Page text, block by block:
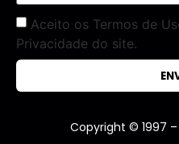
Aceito os Termos de
Privacidade do site.
Copyright © 1997